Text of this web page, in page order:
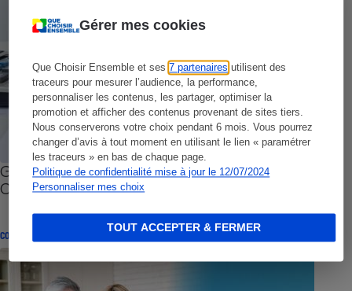
Gérer mes cookies
Que Choisir Ensemble et ses7 partenaires utilisent des
traceurs pour mesurer l’audience, la performance,
personnaliser les contenus, les partager, optimiser la
promotion et afficher des contenus provenant de sites tiers.
Nous conserverons votre choix pendant 6 mois. Vous pourrez
changer d’avis à tout moment en utilisant le lien « paramétrer
les traceurs » en bas de chaque page.
Politique de confidentialité mise à jour le 12/07/2024
Personnaliser mes choix
TOUT ACCEPTER & FERMER
Gel des cotisations des mutuelles - L’UFC-Que
Choisir s’engage pour l’application de la loi
CONSEILS